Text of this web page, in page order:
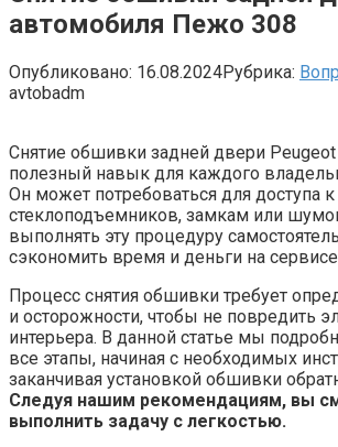
автомобиля Пежо 308
Опубликовано: 16.08.2024Рубрика:
avtobadm
Снятие обшивки задней двери Peugeot
полезный навык для каждого
Он может потребоваться для доступа
стеклоподъемников, замкам или
выполнять эту процедуру
сэкономить время и деньги на
Процесс снятия обшивки требует
и осторожности, чтобы не повредить
интерьера. В данной статье мы
все этапы, начиная с необходимых
заканчивая установкой обшивки
Следуя нашим рекомендациям, вы
выполнить задачу с легкостью.